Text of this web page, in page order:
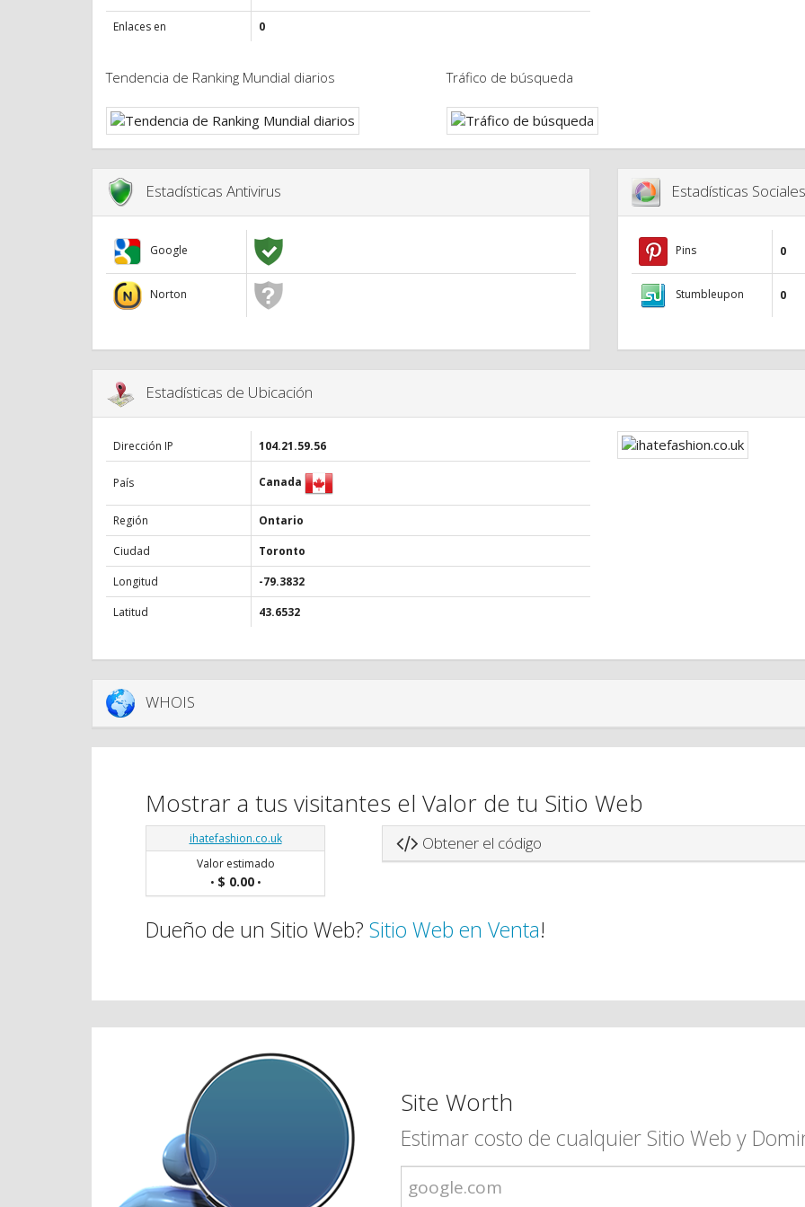
Enlaces en
0
Tendencia de Ranking Mundial diarios Tráfico de búsqueda
Estadísticas Antivirus
Google
Norton
Estadísticas Sociales
Pins 0
Stumbleupon 0
Estadísticas de Ubicación
Dirección IP 104.21.59.56
País Canada
Región
Ontario
Ciudad
Toronto
Longitud
-79.3832
Latitud
43.6532
WHOIS
Mostrar a tus visitantes el Valor de tu Sitio Web
ihatefashion.co.uk
Valor estimado
• $ 0.00•
Obtener el código
Dueño de un Sitio Web? Sitio Web en Venta!
Site Worth
Estimar costo de cualquier Sitio Web y